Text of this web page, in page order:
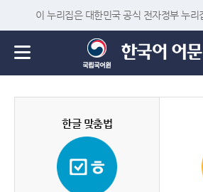
이 누리집은 대한민국 공식 전자정부 누리
한글 맞춤법